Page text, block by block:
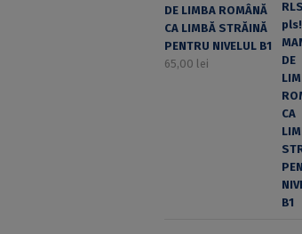
DE LIMBA ROMÂNĂ
CA LIMBĂ STRĂINĂ
PENTRU NIVELUL B1
65,00 lei